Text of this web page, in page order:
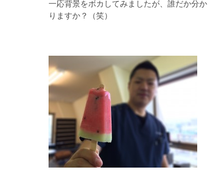
一応背景をボカしてみましたが、誰だか分か
りますか？（笑）